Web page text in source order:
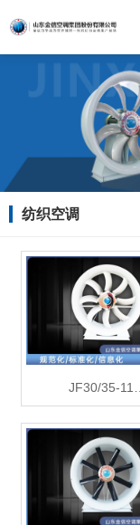
纺织空调
JF30/35-11…